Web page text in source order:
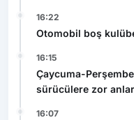
16:22
Otomobil boş
16:15
Çaycuma-
sürücülere zor anlar
16:07